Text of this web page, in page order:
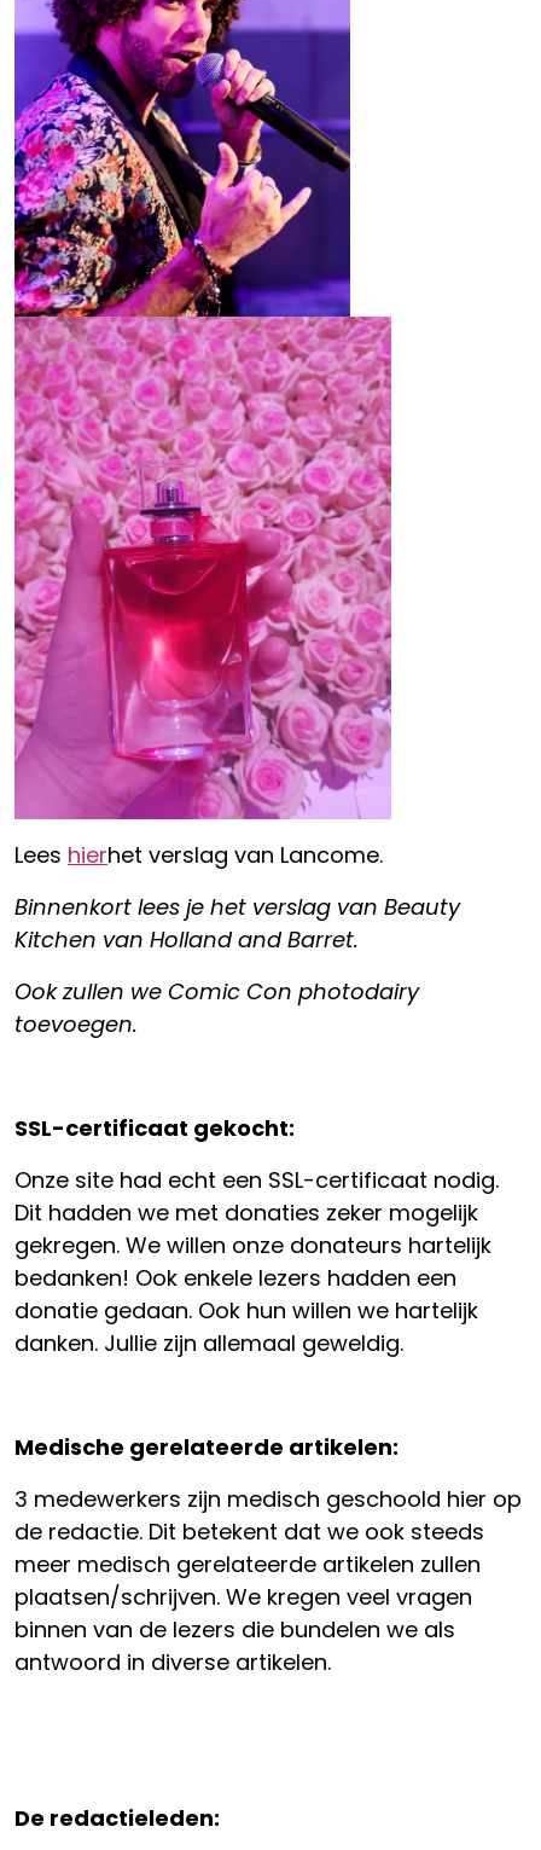
Lees hierhet verslag van Lancome.
Binnenkort lees je het verslag van Beauty
Kitchen van Holland and Barret.
Ook zullen we Comic Con photodairy
toevoegen.
SSL-certificaat gekocht:
Onze site had echt een SSL-certificaat nodig.
Dit hadden we met donaties zeker mogelijk
gekregen. We willen onze donateurs hartelijk
bedanken! Ook enkele lezers hadden een
donatie gedaan. Ook hun willen we hartelijk
danken. Jullie zijn allemaal geweldig.
Medische gerelateerde artikelen:
3 medewerkers zijn medisch geschoold hier op
de redactie. Dit betekent dat we ook steeds
meer medisch gerelateerde artikelen zullen
plaatsen/schrijven. We kregen veel vragen
binnen van de lezers die bundelen we als
antwoord in diverse artikelen.
De redactieleden: